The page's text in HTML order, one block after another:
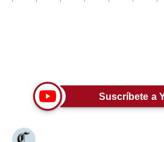
Editorial
Lujo Suscríbete a